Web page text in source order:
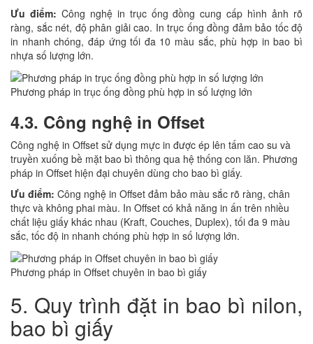
Ưu điểm: Công nghệ in trục ống đồng cung cấp hình ảnh rõ
ràng, sắc nét, độ phân giải cao. In trục ống đồng đảm bảo tốc độ
in nhanh chóng, đáp ứng tối đa 10 màu sắc, phù hợp in bao bì
nhựa số lượng lớn.
Phương pháp in trục ống đồng phù hợp in số lượng lớn
4.3. Công nghệ in Offset
Công nghệ in Offset sử dụng mực in được ép lên tấm cao su và
truyền xuống bề mặt bao bì thông qua hệ thống con lăn. Phương
pháp in Offset hiện đại chuyên dùng cho bao bì giấy.
Ưu điểm: Công nghệ in Offset đảm bảo màu sắc rõ ràng, chân
thực và không phai màu. In Offset có khả năng in ấn trên nhiều
chất liệu giấy khác nhau (Kraft, Couches, Duplex), tối đa 9 màu
sắc, tốc độ in nhanh chóng phù hợp in số lượng lớn.
Phương pháp in Offset chuyên in bao bì giấy
5. Quy trình đặt in bao bì nilon,
bao bì giấy